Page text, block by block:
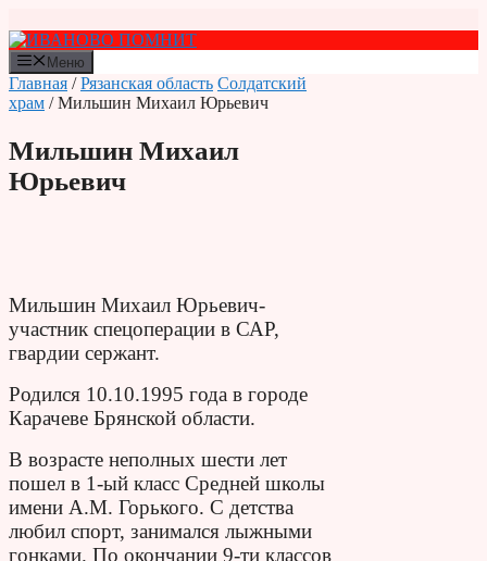
к
содержимому
Меню
Главная /Рязанская область Солдатский
храм / Мильшин Михаил Юрьевич
Мильшин Михаил
Юрьевич
Мильшин Михаил Юрьевич-
участник спецоперации в САР,
гвардии сержант.
Родился 10.10.1995 года в городе
Карачеве Брянской области.
В возрасте неполных шести лет
пошел в 1-ый класс Средней школы
имени А.М. Горького. С детства
любил спорт, занимался лыжными
гонками. По окончании 9-ти классов